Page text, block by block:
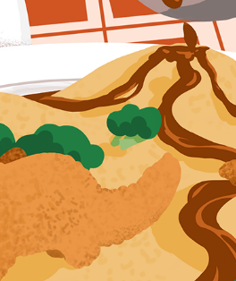
Dino Nugget